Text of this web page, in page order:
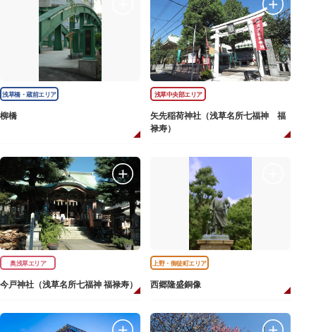
浅草橋・蔵前エリア
柳橋
浅草中央部エリア
矢先稲荷神社（浅草名所七福神 福
禄寿）
奥浅草エリア
今戸神社（浅草名所七福神 福禄寿）
上野・御徒町エリア
西郷隆盛銅像